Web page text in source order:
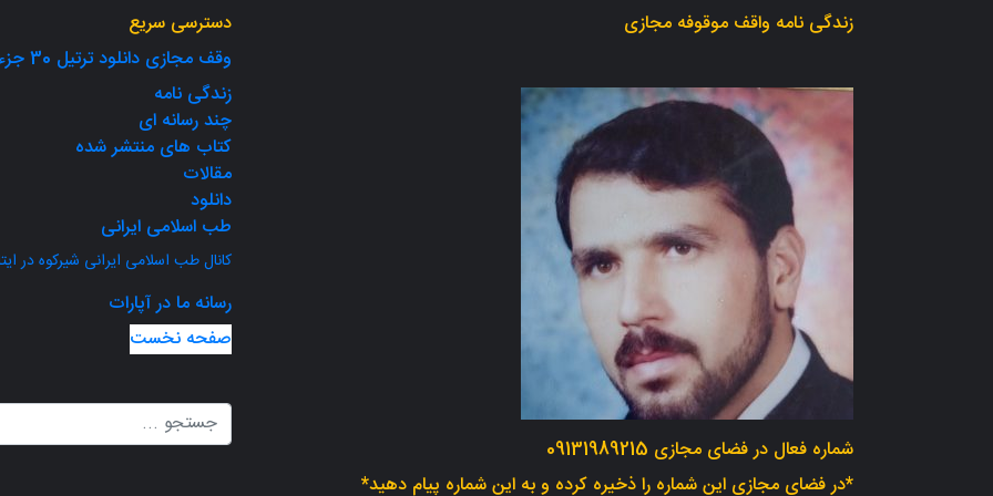
زندگی نامه واقف موقوفه مجازی
شماره فعال در فضای مجازی 09131989215
*در فضای مجازی این شماره را ذخیره کرده و به این شماره پیام دهید*
دسترسی سریع
وقف مجازی دانلود ترتیل 30 جزء قرآن
زندگی نامه
چند رسانه ای
کتاب های منتشر شده
مقالات
دانلود
طب اسلامی ایرانی
کانال طب اسلامی ایرانی شیرکوه در
رسانه ما در آپارات
صفحه نخست